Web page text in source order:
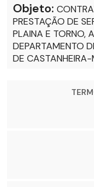
Objeto:
PRESTAÇÃO DE
PLAINA E TORNO,
DEPARTAMENTO
DE CASTANHEIRA-